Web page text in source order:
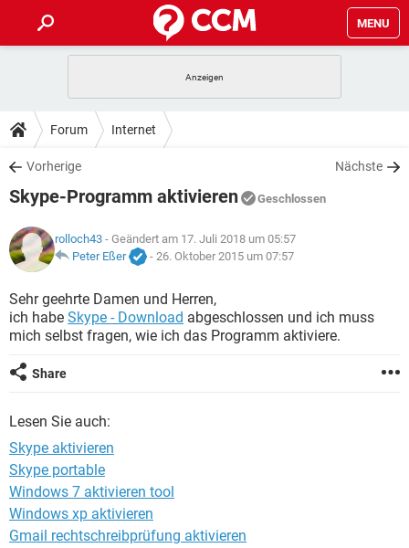
MENU
ANDROID
WINDOWS 10
WHATSAPP TIKTOK
FACEBOOK
TIPPS & TRICKS
SPIELE
WHATSAPP TIKTOK
FACEBOOK
DOWNLOADS
SPIELE STREAMING
ANDROID
WINDOWS 10 INSTAGRAM
WHATSAPP
FACEBOOK HARDWARE
FORUM
SPIELE STREAMING
ANDROID
WINDOWS 10
WHATSAPP TIKTOK
FACEBOOK
LEXIKON
SPIELE
ANDROID IOS
WHATSAPP
FACEBOOK
Forum Internet
Vorherige Nächste
Skype-Programm aktivieren Geschlossen
rolloch43 - Geändert am 17. Juli 2018 um 05:57
Peter Eßer
- 26. Oktober 2015 um 07:57
Sehr geehrte Damen und Herren,
ich habe Skype - Download abgeschlossen und ich muss
mich selbst fragen, wie ich das Programm aktiviere.
Share
Lesen Sie auch:
Skype aktivieren
Skype portable
Windows 7 aktivieren tool
Windows xp aktivieren
Gmail rechtschreibprüfung aktivieren